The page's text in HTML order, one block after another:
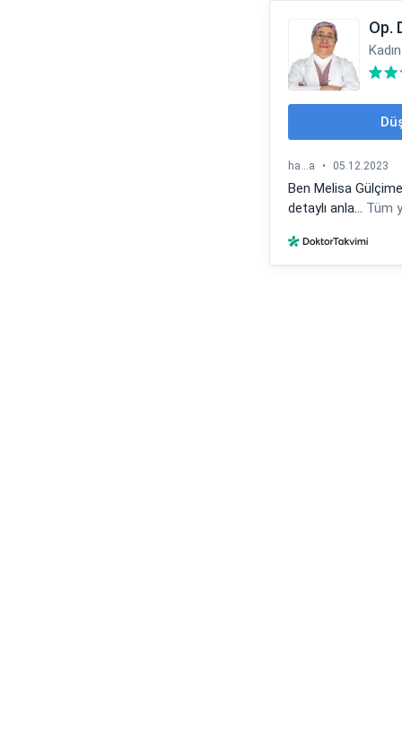
Op.
ha...a • 05.12.2023
Ben Melisa
detaylı anla... Tüm